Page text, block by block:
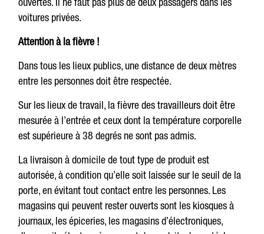
voitures privées.
Attention à la fièvre !
Dans tous les lieux publics, une distance de deux mètres
entre les personnes doit être respectée.
Sur les lieux de travail, la fièvre des travailleurs doit être
mesurée à l’entrée et ceux dont la température corporelle
est supérieure à 38 degrés ne sont pas admis.
La livraison à domicile de tout type de produit est
autorisée, à condition qu’elle soit laissée sur le seuil de la
porte, en évitant tout contact entre les personnes. Les
magasins qui peuvent rester ouverts sont les kiosques à
journaux, les épiceries, les magasins d’électroniques,